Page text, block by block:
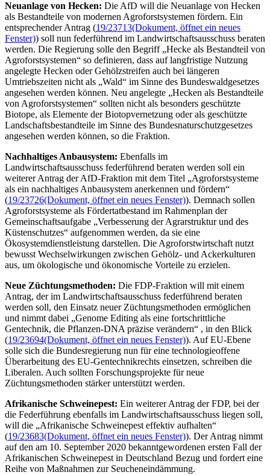
Neuanlage von Hecken: Die AfD will die Neuanlage von Hecken
als Bestandteile von modernen Agroforstsystemen fördern. Ein
entsprechender Antrag (19/23713(Dokument, öffnet ein neues
Fenster)) soll nun federführend im Landwirtschaftsausschuss beraten
werden. Die Regierung solle den Begriff „Hecke als Bestandteil von
Agroforstsystemen“ so definieren, dass auf langfristige Nutzung
angelegte Hecken oder Gehölzstreifen auch bei längeren
Umtriebszeiten nicht als „Wald“ im Sinne des Bundeswaldgesetzes
angesehen werden können. Neu angelegte „Hecken als Bestandteile
von Agroforstsystemen“ sollten nicht als besonders geschützte
Biotope, als Elemente der Biotopvernetzung oder als geschützte
Landschaftsbestandteile im Sinne des Bundesnaturschutzgesetzes
angesehen werden können, so die Fraktion.
Nachhaltiges Anbausystem: Ebenfalls im
Landwirtschaftsausschuss federführend beraten werden soll ein
weiterer Antrag der AfD-Fraktion mit dem Titel „Agroforstsysteme
als ein nachhaltiges Anbausystem anerkennen und fördern“
(19/23726(Dokument, öffnet ein neues Fenster)). Demnach sollen
Agroforstsysteme als Fördertatbestand im Rahmenplan der
Gemeinschaftsaufgabe „Verbesserung der Agrarstruktur und des
Küstenschutzes“ aufgenommen werden, da sie eine
Ökosystemdienstleistung darstellen. Die Agroforstwirtschaft nutzt
bewusst Wechselwirkungen zwischen Gehölz- und Ackerkulturen
aus, um ökologische und ökonomische Vorteile zu erzielen.
Neue Züchtungsmethoden: Die FDP-Fraktion will mit einem
Antrag, der im Landwirtschaftsausschuss federführend beraten
werden soll, den Einsatz neuer Züchtungsmethoden ermöglichen
und nimmt dabei „Genome Editing als eine fortschrittliche
Gentechnik, die Pflanzen-DNA präzise verändern“ , in den Blick
(19/23694(Dokument, öffnet ein neues Fenster)). Auf EU-Ebene
solle sich die Bundesregierung nun für eine technologieoffene
Überarbeitung des EU-Gentechnikrechts einsetzen, schreiben die
Liberalen. Auch sollten Forschungsprojekte für neue
Züchtungsmethoden stärker unterstützt werden.
Afrikanische Schweinepest: Ein weiterer Antrag der FDP, bei der
die Federführung ebenfalls im Landwirtschaftsausschuss liegen soll,
will die „Afrikanische Schweinepest effektiv aufhalten“
(19/23683(Dokument, öffnet ein neues Fenster)). Der Antrag nimmt
auf den am 10. September 2020 bekanntgewordenen ersten Fall der
Afrikanischen Schweinepest in Deutschland Bezug und fordert eine
Reihe von Maßnahmen zur Seucheneindämmung.